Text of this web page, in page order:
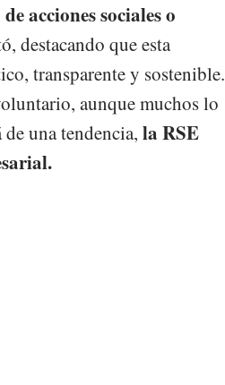
acciones sociales o
destacando que esta
transparente y sostenible.
aunque muchos lo
una tendencia, la RSE